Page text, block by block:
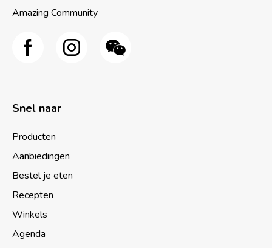
Amazing Community
Snel naar
Producten
Aanbiedingen
Bestel je eten
Recepten
Winkels
Agenda